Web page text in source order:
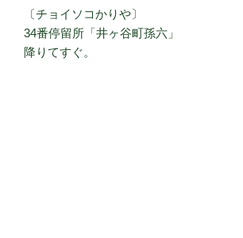
〔チョイソコかりや〕
34番停留所「井ヶ谷町孫六」
降りてすぐ。